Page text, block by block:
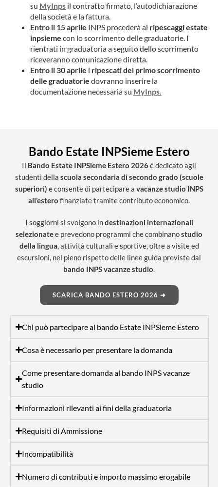
su MyInpsil contratto firmato, l’autodichiarazione
della società e la fattura.
Entro il 15 aprile INPS procederà ai ripescaggi estate
inpsieme con lo scorrimento delle graduatorie. I
rientrati in graduatoria a seguito dello scorrimento
riceveranno comunicazione diretta.
Entro il 30 aprile i ripescati del primo scorrimento
delle graduatorie dovranno inserire la
documentazione necessaria su MyInps.
Bando Estate INPSieme Estero
Il Bando Estate INPSieme Estero 2026è dedicato agli
studenti della scuola secondaria di secondo grado (scuole
superiori) e consente di partecipare a vacanze studio INPS
all’estero finanziate tramite contributo economico.
I soggiorni si svolgono indestinazioni internazionali
selezionatee prevedono programmi che combinanostudio
della lingua, attività culturali e sportive, oltre a visite ed
escursioni, nel pieno rispetto delle linee guida previste dal
bando INPS vacanze studio.
SCARICA BANDO ESTERO 2026 ➜
Chi può partecipare al bando Estate INPSieme Estero
Cosa è necessario per presentare la domanda
Come presentare domanda al bando INPS vacanze
studio
Informazioni rilevanti ai fini della graduatoria
Requisiti di Ammissione
Incompatibilità
Numero di contributi e importo massimo erogabile